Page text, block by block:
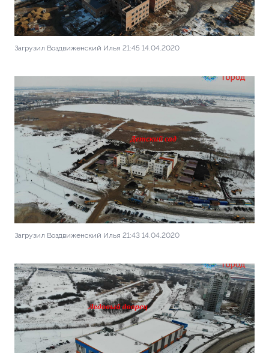
Загрузил Воздвиженский Илья 21:45 14.04.2020
Загрузил Воздвиженский Илья 21:43 14.04.2020